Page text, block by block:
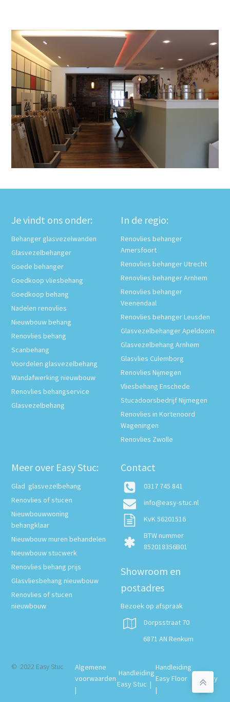
Je vindt ons onder:
Behanger glasvezelwanden
Glasvezelbehanger
Goede behanger
Goedkoop vliesbehang
Goedkoop behang
Nadelen renovlies
Nieuwbouw behang
Renovlies behang
Scanbehang
Voordelen glasvezelbehang
Wandafwerking nieuwbouw
Renovlies behangservice
Glasvezelbehang
In de regio:
Renovlies behanger
Amersfoort
Renovlies behanger Utrecht
Renovlies behanger Arnhem
Renovlies behanger
Veenendaal
Renovlies behanger Leusden
Glasvezelbehanger Apeldoorn
Glasvezelbehang Arnhem
Glasvlies Culemborg
Renovlies Nijmegen
Vliesbehang Enschede
Stucadoorsbedrijf Nijmegen
Renovlies in Kortenoord
Wageningen
Renovlies Zwolle
Meer over Easy Stuc:
Glad glasvezelbehang
Renovlies of stucen
Nieuwbouwwoning
behangklaar
Nieuwbouw muren behandelen
Nieuwbouw stucwerk
Renovlies behang prijs
Glasvliesbehang nieuwbouw
Renovlies of stucen
nieuwbouw
Contact
0317 745 841
info@easy-stuc.nl
KvK 56201516
BTW nummer
852018356B01
Showroom en
postadres
Bezoek op afspraak
Dorpsstraat 70
6871 AN Renkum
© 2022 Easy Stuc
Algemene
voorwaarden
|
Handleiding
Easy Stuc |
Handleiding
Easy Floor
|
Privacy